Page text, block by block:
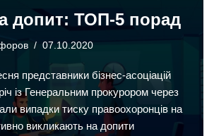
допит: ТОП-5 порад
07.10.2020
представники бізнес-асоціацій
із Генеральним прокурором через
випадки тиску правоохоронців на
викликають на допити